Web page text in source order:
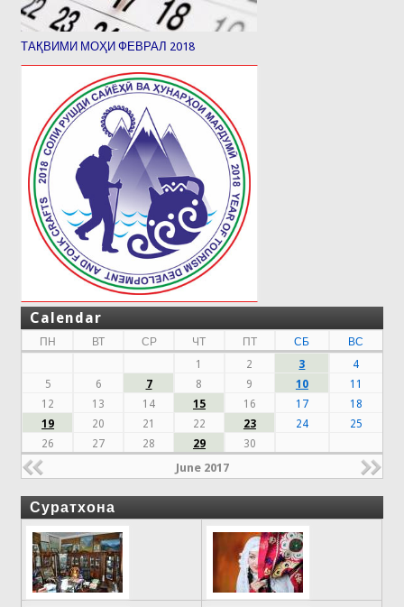
ТАҚВИМИ МОҲИ ФЕВРАЛ 2018
Calendar
ПН ВТ СР ЧТ ПТ СБ
ВС
1
2 3
4
5
6 7 8 9 10
11
12
13 14 15 16 17
18
19
20 21 22 23 24
25
26
27 28 29 30
June 2017
Суратхона